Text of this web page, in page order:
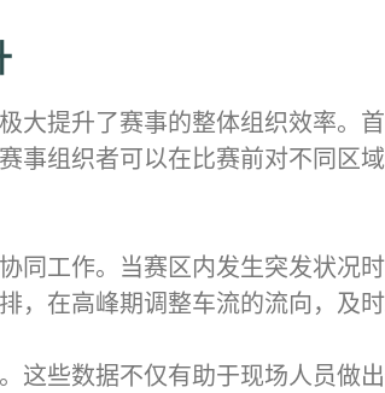
大提升了赛事的整体组织效率。
事组织者可以在比赛前对不同区
同工作。当赛区内发生突发状况
在高峰期调整车流的流向，及
这些数据不仅有助于现场人员做